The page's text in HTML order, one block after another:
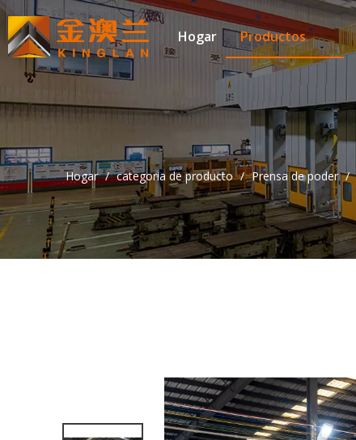
Hogar Productos
Hogar / categoria de producto / Prensa de poder /